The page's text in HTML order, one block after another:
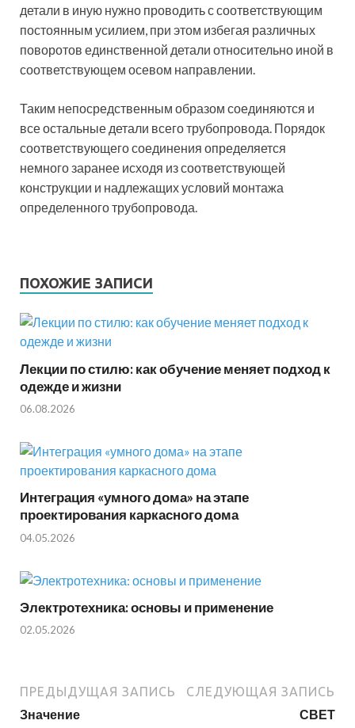
детали в иную нужно проводить с соответствующим
постоянным усилием, при этом избегая различных
поворотов единственной детали относительно иной в
соответствующем осевом направлении.
Таким непосредственным образом соединяются и
все остальные детали всего трубопровода. Порядок
соответствующего соединения определяется
немного заранее исходя из соответствующей
конструкции и надлежащих условий монтажа
определенного трубопровода.
ПОХОЖИЕ ЗАПИСИ
Лекции по стилю: как обучение меняет подход к
одежде и жизни
06.08.2026
Интеграция «умного дома» на этапе
проектирования каркасного дома
04.05.2026
Электротехника: основы и применение
02.05.2026
ПРЕДЫДУЩАЯ ЗАПИСЬ
Значение
СЛЕДУЮЩАЯ ЗАПИСЬ
СВЕТ